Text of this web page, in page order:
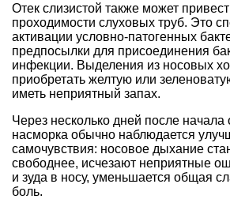
Отек слизистой также может
проходимости слуховых труб. Это
активации условно-патогенных
предпосылки для присоединения
инфекции. Выделения из носовых
приобретать желтую или
иметь неприятный запах.
Через несколько дней после начала
насморка обычно наблюдается
самочувствия: носовое дыхание
свободнее, исчезают неприятные
и зуда в носу, уменьшается общая
боль.